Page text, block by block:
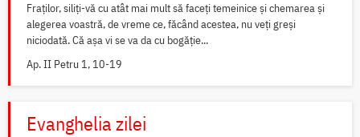
Fraților, siliți-vă cu atât mai mult să faceți temeinice și chemarea și
alegerea voastră, de vreme ce, făcând acestea, nu veți greși
niciodată. Că așa vi se va da cu bogăție...
Ap. II Petru 1, 10-19
Evanghelia zilei